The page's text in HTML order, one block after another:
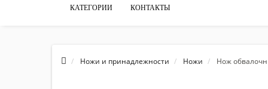
КАТЕГОРИИ КОНТАКТЫ
Ножи и принадлежности Ножи Нож